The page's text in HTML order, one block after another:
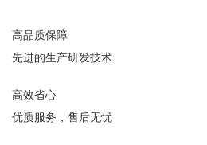
高品质保障
先进的生产研发技术
高效省心
优质服务，售后无忧